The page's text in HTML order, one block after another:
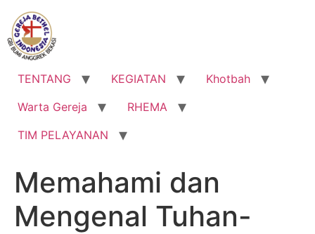
Lewati
konten
TENTANG KEGIATAN
Khotbah
Warta Gereja
RHEMA
TIM PELAYANAN
Memahami dan
Mengenal Tuhan-